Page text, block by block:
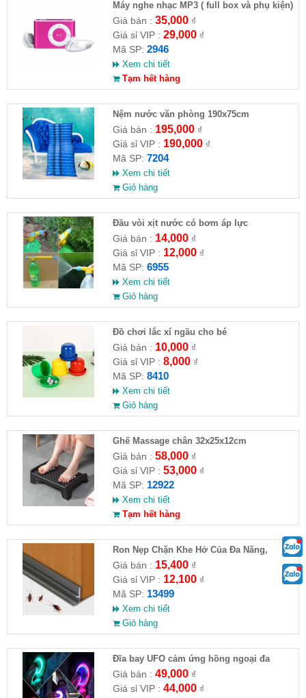
Máy nghe nhạc MP3 ( full box và phụ kiện)
Giá bán : 35,000₫
Giá sỉ VIP : 29,000₫
Mã SP: 2946
Xem chi tiết
Tạm hết hàng
Nệm nước văn phòng 190x75cm
Giá bán : 195,000₫
Giá sỉ VIP : 190,000₫
Mã SP: 7204
Xem chi tiết
Giỏ hàng
Đầu vòi xịt nước có bơm áp lực
Giá bán : 14,000₫
Giá sỉ VIP : 12,000₫
Mã SP: 6955
Xem chi tiết
Giỏ hàng
Đồ chơi lắc xí ngầu cho bé
Giá bán : 10,000₫
Giá sỉ VIP : 8,000₫
Mã SP: 8410
Xem chi tiết
Giỏ hàng
Ghế Massage chân 32x25x12cm
Giá bán : 58,000₫
Giá sỉ VIP : 53,000₫
Mã SP: 12922
Xem chi tiết
Tạm hết hàng
Ron Nẹp Chặn Khe Hở Của Đa Năng,
Chống Côn Trùng( HĐ )
Giá bán : 15,400₫
Giá sỉ VIP : 12,100₫
Mã SP: 13499
Xem chi tiết
Giỏ hàng
Đĩa bay UFO cảm ứng hồng ngoại đa
chiều tự động bay về
Giá bán : 49,000₫
Giá sỉ VIP : 44,000₫